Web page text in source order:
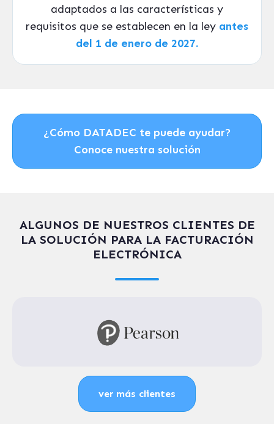
adaptados a las características y
requisitos que se establecen en la ley antes
del 1 de enero de 2027.
¿Cómo DATADEC te puede ayudar?
Conoce nuestra solución
ALGUNOS DE NUESTROS CLIENTES DE
LA SOLUCIÓN PARA LA FACTURACIÓN
ELECTRÓNICA
ver más clientes